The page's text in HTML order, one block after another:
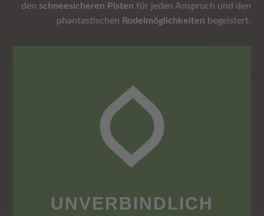
den schneesicheren Pisten für jeden Anspruch und den
phantastischen Rodelmöglichkeiten begeistert.
UNVERBINDLICH